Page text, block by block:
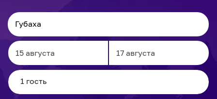
Navigate
forward
to
Navigate
to